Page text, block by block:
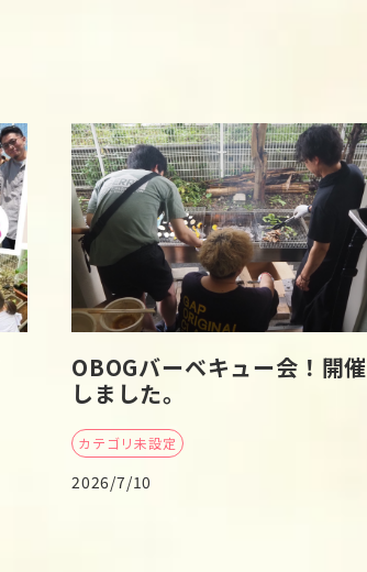
OBOGバーベキュー会！開催
しました。
カテゴリ未設定
2026/7/10